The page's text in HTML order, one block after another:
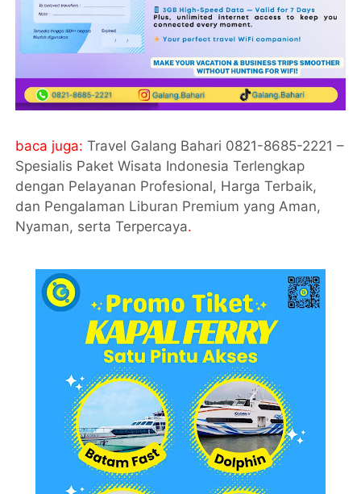
baca juga:Travel Galang Bahari 0821-8685-2221 –
Spesialis Paket Wisata Indonesia Terlengkap
dengan Pelayanan Profesional, Harga Terbaik,
dan Pengalaman Liburan Premium yang Aman,
Nyaman, serta Terpercaya.